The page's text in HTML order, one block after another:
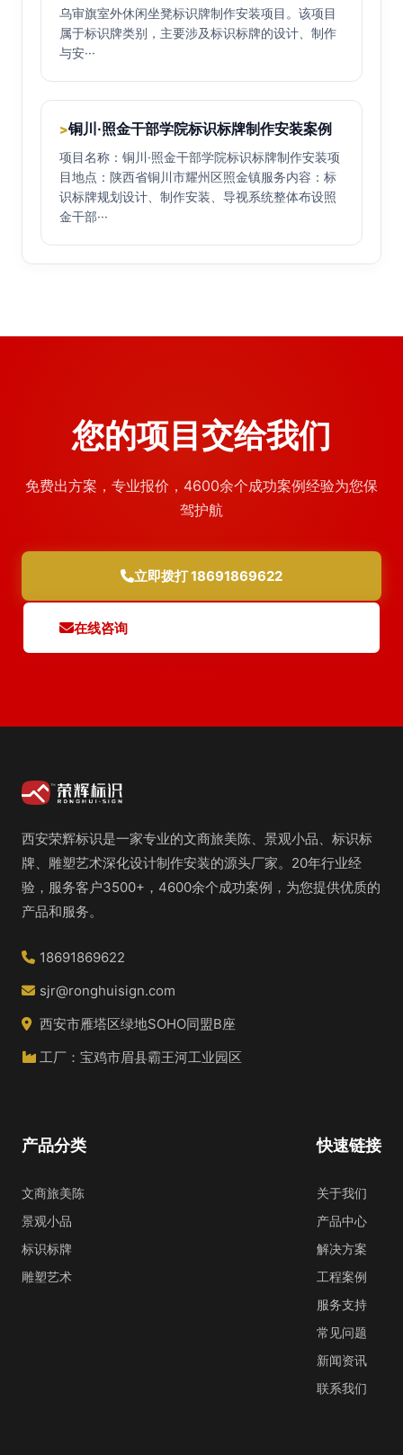
乌审旗室外休闲坐凳标识牌制作安装项目。该项目
属于标识牌类别，主要涉及标识标牌的设计、制作
与安···
>铜川·照金干部学院标识标牌制作安装案例
项目名称：铜川·照金干部学院标识标牌制作安装项
目地点：陕西省铜川市耀州区照金镇服务内容：标
识标牌规划设计、制作安装、导视系统整体布设照
金干部···
您的项目交给我们
免费出方案，专业报价，4600余个成功案例经验为您保
驾护航
立即拨打 18691869622
在线咨询
西安荣辉标识是一家专业的文商旅美陈、景观小品、标识标
牌、雕塑艺术深化设计制作安装的源头厂家。20年行业经
验，服务客户3500+，4600余个成功案例，为您提供优质的
产品和服务。
18691869622
sjr@ronghuisign.com
西安市雁塔区绿地SOHO同盟B座
工厂：宝鸡市眉县霸王河工业园区
快速链接
关于我们
产品中心
解决方案
工程案例
服务支持
常见问题
新闻资讯
联系我们
产品分类
文商旅美陈
景观小品
标识标牌
雕塑艺术